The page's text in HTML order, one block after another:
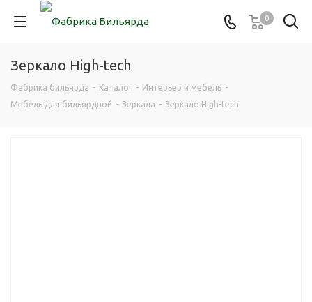
0
Зеркало High-tech
Фабрика бильярда - Каталог - Интерьер и мебель -
Мебель для бильярдной - Зеркала - Зеркало High-tech